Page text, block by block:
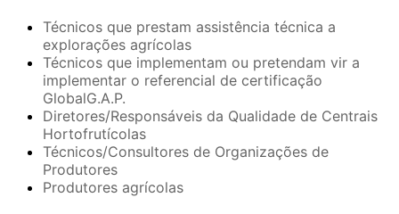
Técnicos que prestam assistência técnica a
explorações agrícolas
Técnicos que implementam ou pretendam vir a
implementar o referencial de certificação
GlobalG.A.P.
Diretores/Responsáveis da Qualidade de Centrais
Hortofrutícolas
Técnicos/Consultores de Organizações de
Produtores
Produtores agrícolas